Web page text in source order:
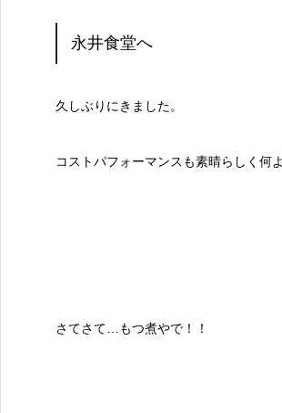
永井食堂へ
久しぶりにきました。
コストパフォーマンスも素晴らしく何
さてさて…もつ煮やで！！